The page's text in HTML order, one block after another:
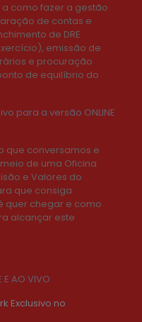
como fazer a gestão
de contas e
de DRE
emissão de
e procuração
de equilíbrio do
para a versão ONLINE
que conversamos e
de uma Oficina
e Valores do
que consiga
quer chegar e como
alcançar este
AO VIVO
Exclusivo no